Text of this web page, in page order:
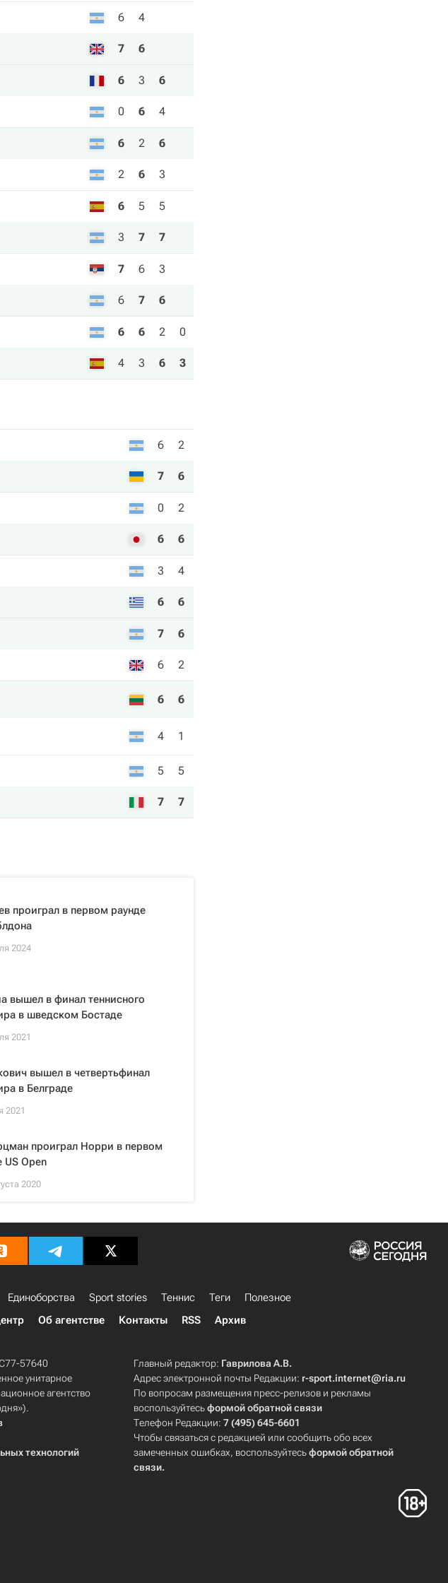
6 4
7 6
6 3 6
0 6 4
6 2 6
2 6 3
6 5 5
3 7 7
7 6 3
6 7 6
6 6 2 0
4 3 6 3
6 2
7 6
0 2
6 6
3 4
6 6
7 6
6 2
6 6
4 1
5 5
7 7
проиграл в первом раунде
2024
вышел в финал теннисного
в шведском Бостаде
2021
вышел в четвертьфинал
в Белграде
2021
проиграл Норри в первом
US Open
2020
Единоборства Sport stories Теннис Теги
Полезное
Об агентстве Контакты RSS Архив
57640
унитарное
агентство
технологий
Главный редактор: Гаврилова А.В.
Адрес электронной почты Редакции: r-sport.internet@ria.ru
По вопросам размещения пресс-релизов и рекламы
воспользуйтесьформой обратной связи
Телефон Редакции:7 (495) 645-6601
Чтобы связаться с редакцией или сообщить обо всех
замеченных ошибках, воспользуйтесьформой обратной
связи.